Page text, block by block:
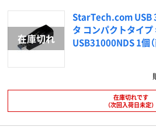
StarTech.com USB
タ コンパクトタイ
USB31000NDS 1個（
在庫切れです
（次回入荷日未定）